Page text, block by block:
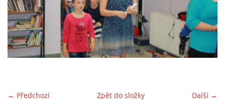
WEBOVÁ KAMERA
VIDEA Z DRONU
← Předchozí Další →
Zpět do složky